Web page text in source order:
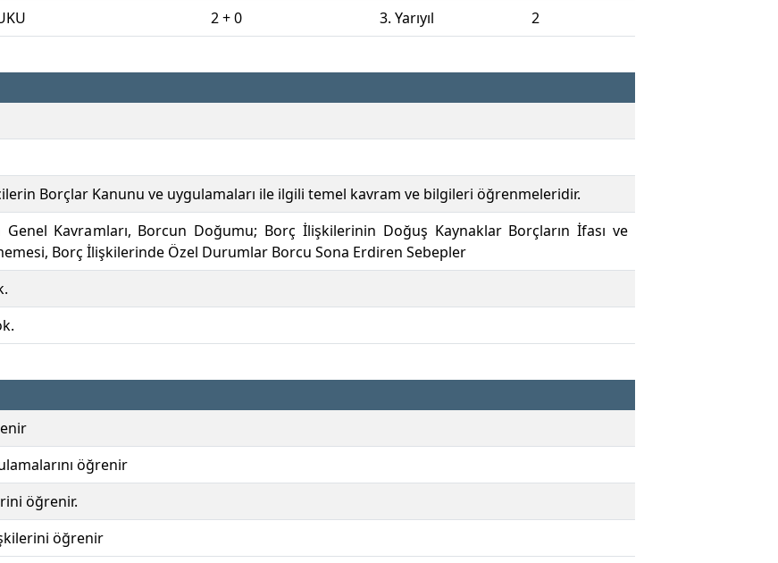
2 + 0 3. Yarıyıl 2
Borçlar Kanunu ve uygulamaları ile ilgili temel kavram ve bilgileri öğrenmeleridir.
Genel Kavramları, Borcun Doğumu; Borç İlişkilerinin Doğuş Kaynaklar Borçların İfası ve
Borç İlişkilerinde Özel Durumlar Borcu Sona Erdiren Sebepler
öğrenir
öğrenir.
öğrenir